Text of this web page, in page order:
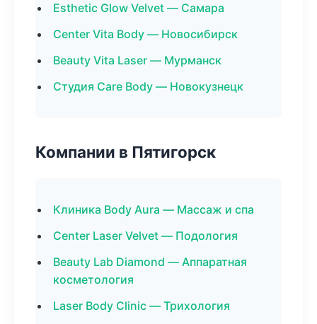
Esthetic Glow Velvet — Самара
Center Vita Body — Новосибирск
Beauty Vita Laser — Мурманск
Студия Care Body — Новокузнецк
Компании в Пятигорск
Клиника Body Aura — Массаж и спа
Center Laser Velvet — Подология
Beauty Lab Diamond — Аппаратная
косметология
Laser Body Clinic — Трихология